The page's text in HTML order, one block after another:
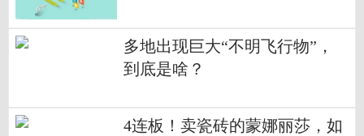
多地出现巨大“不明飞行物”，
到底是啥？
4连板！卖瓷砖的蒙娜丽莎，如